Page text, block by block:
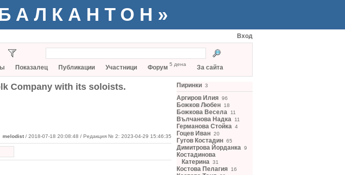
Вход
Показалец Публикации Участници Форум 5 дена За сайта
Company with its soloists.
melodist / 2018-07-18 20:08:48 / Редакция № 2: 2023-04-29 15:46:35
Пиринки 3
Аргиров Илия 96
Божков Любен 18
Божкова Весела 11
Вълчанова Надка 11
Германова Стойка 4
Гоцев Иван 20
Гугов Костадин 65
Димитрова Йорданка 9
Костадинова
Катерина 31
Костова Пелагия 16